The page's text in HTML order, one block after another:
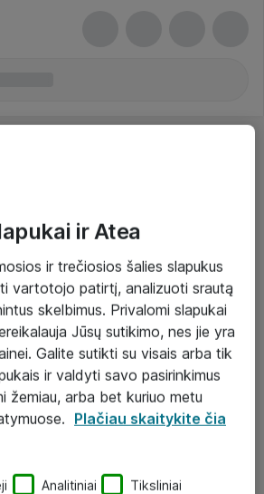
verslui
ir Atea
ir trečiosios šalies slapukus
vartotojo patirtį, analizuoti srautą
skelbimus. Privalomi slapukai
Jūsų sutikimo, nes jie yra
Galite sutikti su visais arba tik
ir valdyti savo pasirinkimus
žemiau, arba bet kuriuo metu
Plačiau skaitykite čia
Analitiniai Tiksliniai